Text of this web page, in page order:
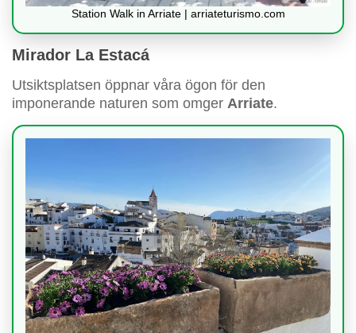
Station Walk in Arriate | arriateturismo.com
Mirador La Estacá
Utsiktsplatsen öppnar våra ögon för den
imponerande naturen som omger Arriate.